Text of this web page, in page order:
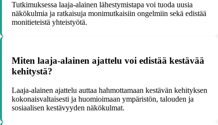
Tutkimuksessa laaja-alainen lähestymistapa voi tuoda uusia
näkökulmia ja ratkaisuja monimutkaisiin ongelmiin sekä edistää
monitieteistä yhteistyötä.
Miten laaja-alainen ajattelu voi edistää kestävää
kehitystä?
Laaja-alainen ajattelu auttaa hahmottamaan kestävän kehityksen
kokonaisvaltaisesti ja huomioimaan ympäristön, talouden ja
sosiaalisen kestävyyden näkökulmat.